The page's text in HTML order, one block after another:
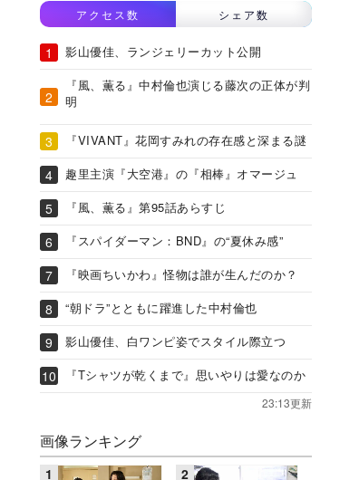
アクセス数 シェア数
影山優佳、ランジェリーカット公開
『風、薫る』中村倫也演じる藤次の正体が判
明
『VIVANT』花岡すみれの存在感と深まる謎
趣里主演『大空港』の『相棒』オマージュ
『風、薫る』第95話あらすじ
『スパイダーマン：BND』の“夏休み感”
『映画ちいかわ』怪物は誰が生んだのか？
“朝ドラ”とともに躍進した中村倫也
影山優佳、白ワンピ姿でスタイル際立つ
『Tシャツが乾くまで』思いやりは愛なのか
23:13更新
画像ランキング